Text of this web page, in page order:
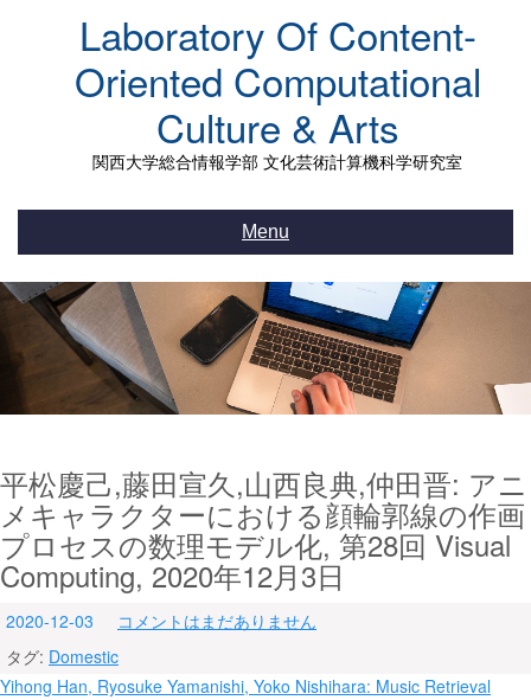
Laboratory Of Content-
Oriented Computational
Culture & Arts
関西大学総合情報学部 文化芸術計算機科学研究室
Menu
平松慶己,藤田宣久,山西良典,仲田晋: アニ
メキャラクターにおける顔輪郭線の作画
プロセスの数理モデル化, 第28回 Visual
Computing, 2020年12月3日
2020-12-03
コメントはまだありません
タグ: Domestic
Yihong Han, Ryosuke Yamanishi, Yoko Nishihara: Music Retrieval